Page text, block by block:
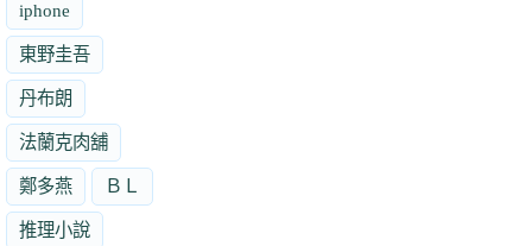
iphone
東野圭吾
丹布朗
法蘭克肉舖
鄭多燕 ＢＬ
推理小說